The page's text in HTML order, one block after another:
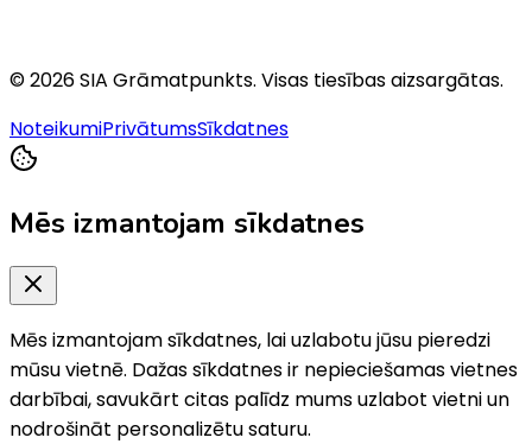
©2026SIA Grāmatpunkts. Visas tiesības aizsargātas.
NoteikumiPrivātumsSīkdatnes
Mēs izmantojam sīkdatnes
Mēs izmantojam sīkdatnes, lai uzlabotu jūsu pieredzi
mūsu vietnē. Dažas sīkdatnes ir nepieciešamas vietnes
darbībai, savukārt citas palīdz mums uzlabot vietni un
nodrošināt personalizētu saturu.